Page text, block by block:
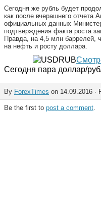
Сегодня же рубль будет
как после вчерашнего отчета
официальных данных
подтверждения факта роста
Правда, на 4,5 млн баррелей,
на нефть и росту доллара.
Сегодня пара доллар/
By ForexTimes on 14.09.2016 ·
Be the first to post a comment.